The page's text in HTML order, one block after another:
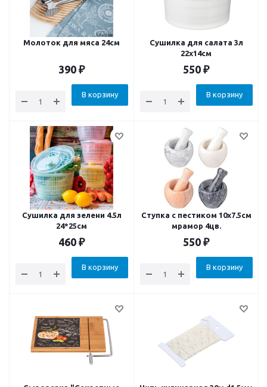
Молоток для мяса 24см
390 ₽
В корзину
Сушилка для салата 3л
22х14см
550 ₽
В корзину
Сушилка для зелени 4.5л
24*25см
460 ₽
В корзину
Ступка с пестиком 10x7.5см
мрамор 4цв.
550 ₽
В корзину